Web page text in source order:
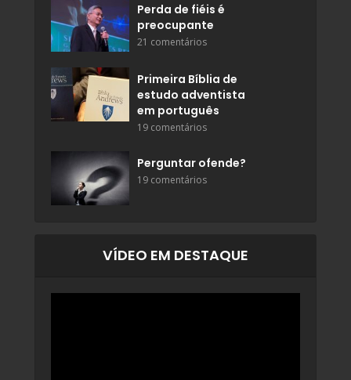
Perda de fiéis é
preocupante
21 comentários
Primeira Bíblia de
estudo adventista
em português
19 comentários
Perguntar ofende?
19 comentários
VÍDEO EM DESTAQUE